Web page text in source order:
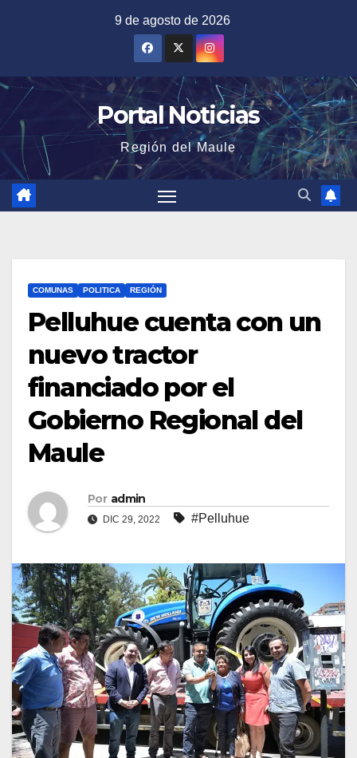
9 de agosto de 2026
Portal Noticias
Región del Maule
COMUNAS POLITICA REGIÓN
Pelluhue cuenta con un
nuevo tractor
financiado por el
Gobierno Regional del
Maule
Por admin
DIC 29, 2022 #Pelluhue